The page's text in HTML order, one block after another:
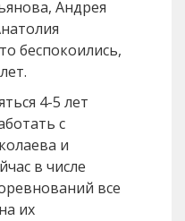
Андрея
беспокоились,
4-5 лет
с
и
в числе
все
их